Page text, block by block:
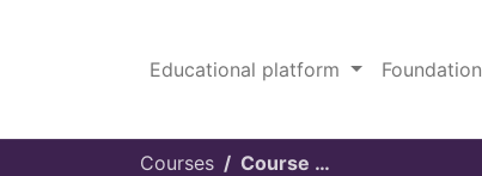
Educational platform Foundation
Courses Course for young people (10–18 years)